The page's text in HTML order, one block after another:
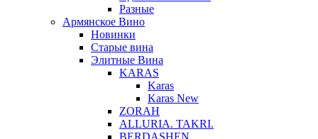
Разные
Армянское Вино
Новинки
Старые вина
Элитные Вина
KARAS
Karas
Karas New
ZORAH
ALLURIA. TAKRI.
BERDASHEN